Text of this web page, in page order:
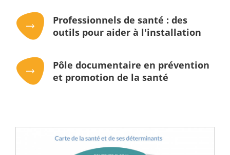
Professionnels de santé : des
outils pour aider à l'installation
Pôle documentaire en prévention
et promotion de la santé